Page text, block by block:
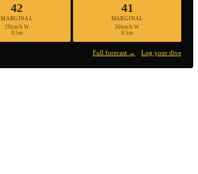
42
MARGINAL
29km/h W
0.5m
41
MARGINAL
30km/h W
0.5m
Full forecast → · Log your dive